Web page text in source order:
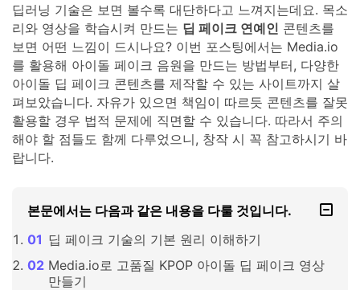
딥러닝 기술은 보면 볼수록 대단하다고 느껴지는데요. 목소
리와 영상을 학습시켜 만드는 딥 페이크 연예인 콘텐츠를
보면 어떤 느낌이 드시나요? 이번 포스팅에서는 Media.io
를 활용해 아이돌 페이크 음원을 만드는 방법부터, 다양한
아이돌 딥 페이크 콘텐츠를 제작할 수 있는 사이트까지 살
펴보았습니다. 자유가 있으면 책임이 따르듯 콘텐츠를 잘못
활용할 경우 법적 문제에 직면할 수 있습니다. 따라서 주의
해야 할 점들도 함께 다루었으니, 창작 시 꼭 참고하시기 바
랍니다.
본문에서는 다음과 같은 내용을 다룰 것입니다.
딥 페이크 기술의 기본 원리 이해하기
Media.io로 고품질 KPOP 아이돌 딥 페이크 영상
만들기